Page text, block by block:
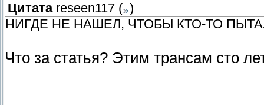
Цитата reseen117 ( )
НИГДЕ НЕ НАШЕЛ, ЧТОБЫ КТО-ТО
Что за статья? Этим трансам сто